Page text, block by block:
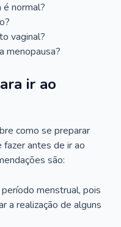
é normal?
vaginal?
menopausa?
ir ao
como se preparar
fazer antes de ir ao
são:
menstrual, pois
a realização de alguns